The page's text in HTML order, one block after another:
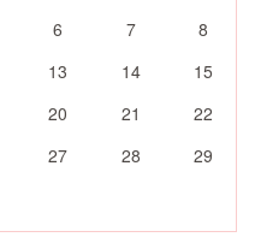
6 7
8
13 14
15
20 21
22
27 28
29